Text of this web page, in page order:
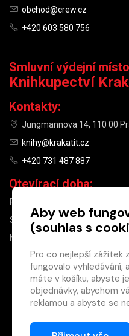
×
obchod@crew.cz
+420 603 580 756
Smluvní výdejní
Knihkupectví
Kontakty:
Jungmannova 14, 110 00
knihy@krakatit.cz
+420 731 487 887
Otevírací doba:
PO–PÁ
SO
10:00–13:00
NE
Aby web
(souhlas s
Pro co nejlepší zážitek
fungovalo vyhledávání,
máte v košíku, abyste
objednávky, abychom
reklamou a abyste se